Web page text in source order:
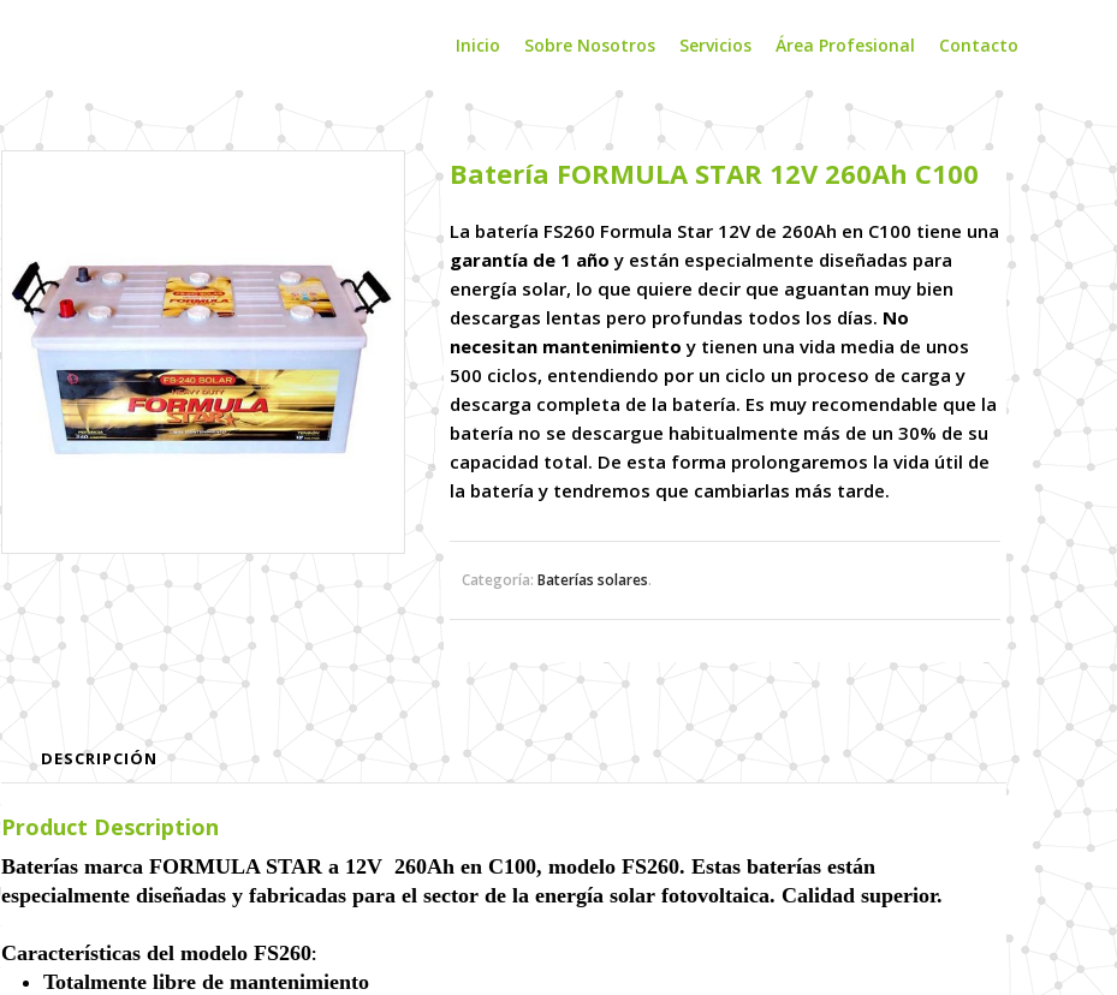
Inicio Sobre Nosotros Servicios Área Profesional Contacto
Batería FORMULA STAR 12V 260Ah C100
La batería FS260 Formula Star 12V de 260Ah en C100 tiene una
garantía de 1 año y están especialmente diseñadas para
energía solar, lo que quiere decir que aguantan muy bien
descargas lentas pero profundas todos los días. No
necesitan mantenimiento y tienen una vida media de unos
500 ciclos, entendiendo por un ciclo un proceso de carga y
descarga completa de la batería. Es muy recomendable que la
batería no se descargue habitualmente más de un 30% de su
capacidad total. De esta forma prolongaremos la vida útil de
la batería y tendremos que cambiarlas más tarde.
Categoría: Baterías solares.
DESCRIPCIÓN
Product Description
Baterías marca FORMULA STARa 12V 260Ah en C100, modelo FS260. Estas baterías están
especialmente diseñadas y fabricadas para el sector de la energía solar fotovoltaica. Calidad superior.
Características del modelo FS260:
Totalmente libre de mantenimiento